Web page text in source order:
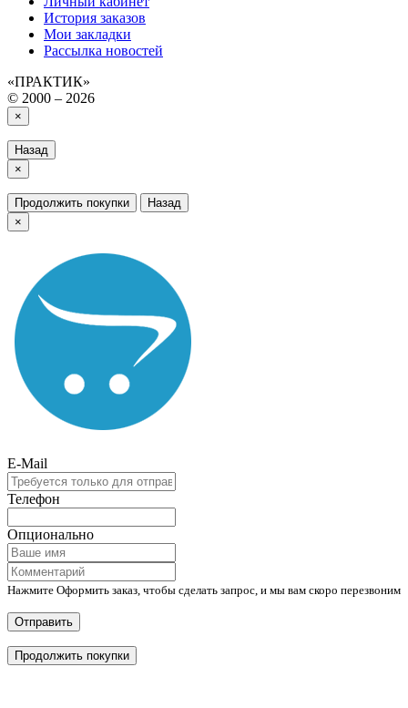
История заказов
Мои закладки
Рассылка новостей
«ПРАКТИК»
© 2000 – 2026
×
Назад
×
Продолжить покупки
Назад
×
E-Mail
Телефон
Опционально
Нажмите Оформить заказ, чтобы сделать запрос, и мы вам скоро перезвоним
Отправить
Продолжить покупки